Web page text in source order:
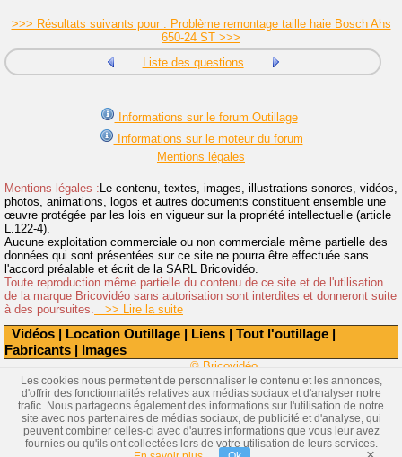
Vidéos | Location Outillage | Liens | Tout l'outillage |
Fabricants | Images
>>> Résultats suivants pour : Problème remontage taille haie Bosch Ahs
650-24 ST >>>
Liste des questions
Informations sur le forum Outillage
Informations sur le moteur du forum
Mentions légales
Mentions légales : Le contenu, textes, images, illustrations sonores, vidéos,
photos, animations, logos et autres documents constituent ensemble une
œuvre protégée par les lois en vigueur sur la propriété intellectuelle (article
L.122-4).
Aucune exploitation commerciale ou non commerciale même partielle des
données qui sont présentées sur ce site ne pourra être effectuée sans
l'accord préalable et écrit de la SARL Bricovidéo.
Toute reproduction même partielle du contenu de ce site et de l'utilisation
de la marque Bricovidéo sans autorisation sont interdites et donneront suite
à des poursuites.
>> Lire la suite
© Bricovidéo
Les cookies nous permettent de personnaliser le contenu et les annonces,
d'offrir des fonctionnalités relatives aux médias sociaux et d'analyser notre
trafic. Nous partageons également des informations sur l'utilisation de notre
site avec nos partenaires de médias sociaux, de publicité et d'analyse, qui
peuvent combiner celles-ci avec d'autres informations que vous leur avez
fournies ou qu'ils ont collectées lors de votre utilisation de leurs services.